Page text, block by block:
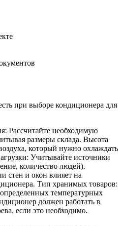
при выборе кондиционера для
Рассчитайте необходимую
размеры склада. Высота
который нужно охлаждать
Учитывайте источники
количество людей).
стен и окон влияет на
Тип хранимых товаров:
температурных
должен работать в
если это необходимо.